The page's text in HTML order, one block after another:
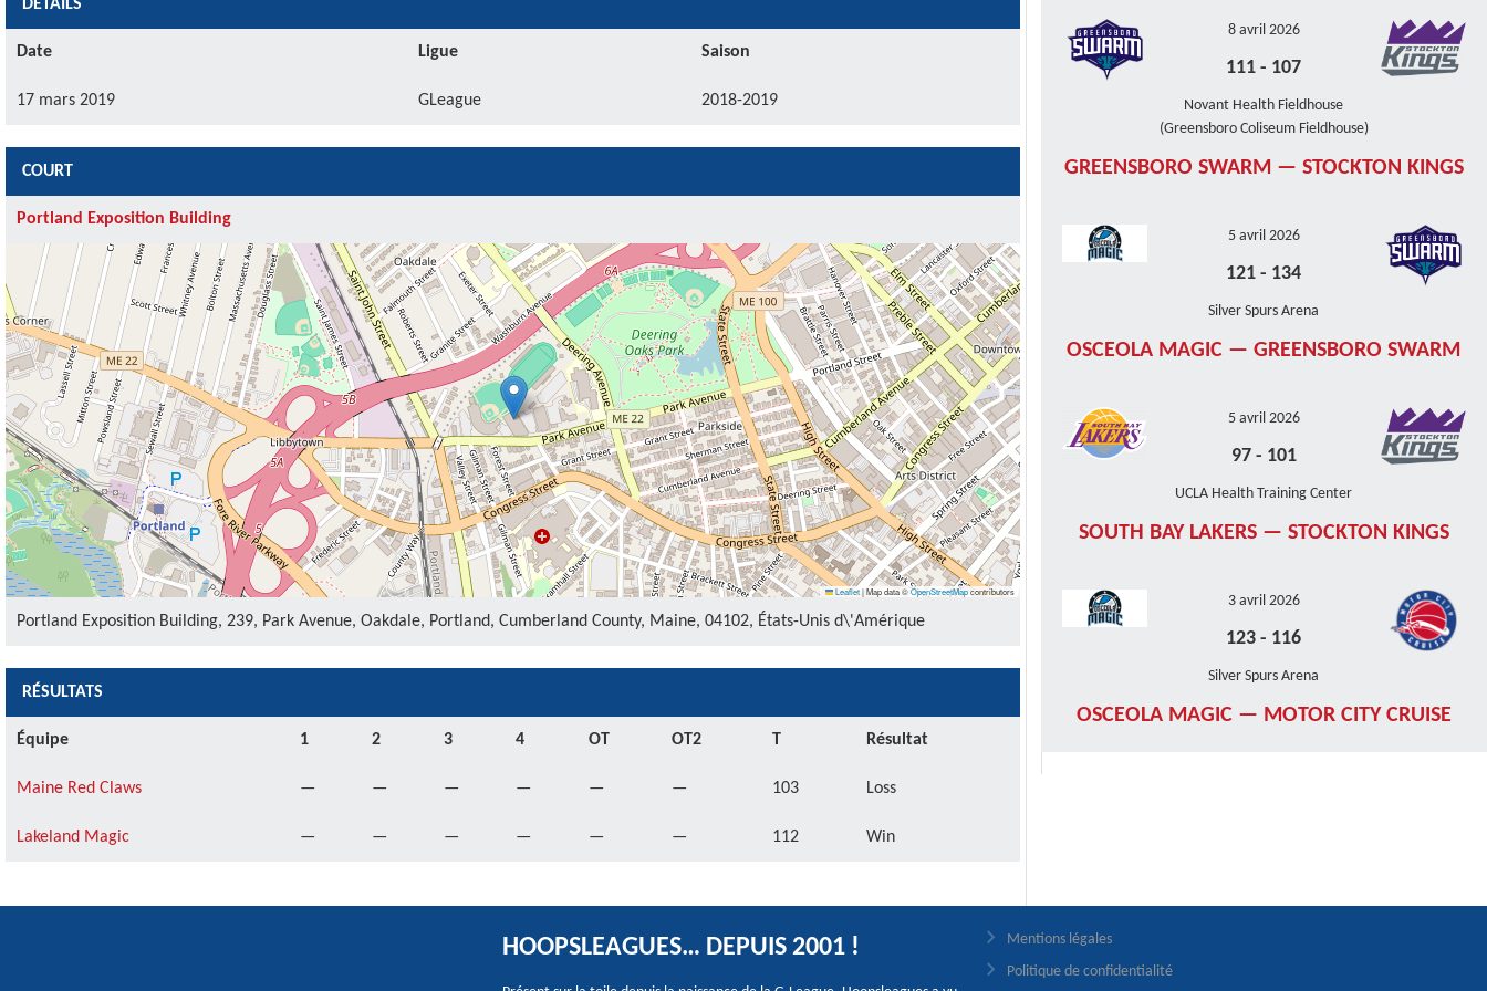
DÉTAILS
Date Ligue Saison
17 mars 2019 GLeague 2018-2019
COURT
Portland Exposition Building
Leaflet|Map data ©OpenStreetMapcontributors
Portland Exposition Building, 239, Park Avenue, Oakdale, Portland, Cumberland County, Maine, 04102, États-Unis d\'Amérique
RÉSULTATS
Équipe 1 2 3 4 OT OT2 T Résultat
Maine Red Claws — — — — — — 103 Loss
Lakeland Magic — — — — — — 112 Win
8 avril 2026
111 - 107
Novant Health Fieldhouse
(Greensboro Coliseum Fieldhouse)
GREENSBORO SWARM — STOCKTON KINGS
5 avril 2026
121 - 134
Silver Spurs Arena
OSCEOLA MAGIC — GREENSBORO SWARM
5 avril 2026
97- 101
UCLA Health Training Center
SOUTH BAY LAKERS — STOCKTON KINGS
3 avril 2026
123 - 116
Silver Spurs Arena
OSCEOLA MAGIC — MOTOR CITY CRUISE
HOOPSLEAGUES… DEPUIS 2001 !
Mentions légales
Politique de confidentialité